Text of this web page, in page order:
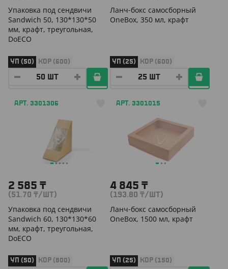
Упаковка под сендвичи
Sandwich 50, 130*130*50
мм, крафт, треугольная,
DoECO
УП (50) КОР (600)
Ланч-бокс самосборный
OneBox, 350 мл, крафт
УП (25) КОР (600)
АРТ. 3301306
2 585 ₸
(51.70 ₸/ШТ)
Упаковка под сендвичи
Sandwich 60, 130*130*60
мм, крафт, треугольная,
DoECO
УП (50) КОР (800)
АРТ. 3301015
4 845 ₸
(193.80 ₸/ШТ)
Ланч-бокс самосборный
OneBox, 1500 мл, крафт
УП (25) КОР (150)